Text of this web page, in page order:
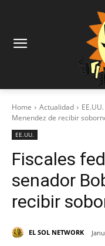
Home Actualidad EE.UU.
Menendez de recibir
EE.UU.
Fiscales
senador
recibir
EL SOL NETWORK